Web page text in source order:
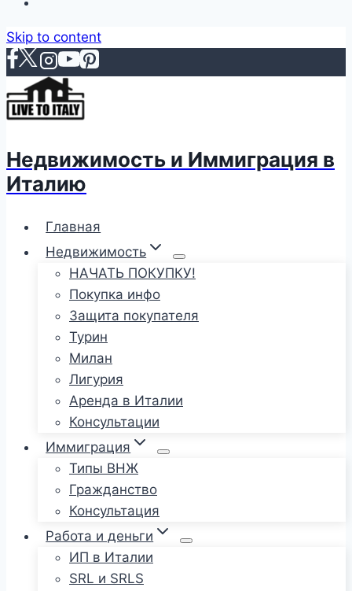
Skip to content
Недвижимость и Иммиграция в
Италию
Главная
Недвижимость
НАЧАТЬ ПОКУПКУ!
Покупка инфо
Защита покупателя
Турин
Милан
Лигурия
Аренда в Италии
Консультации
Иммиграция
Типы ВНЖ
Гражданство
Консультация
Работа и деньги
ИП в Италии
SRL и SRLS